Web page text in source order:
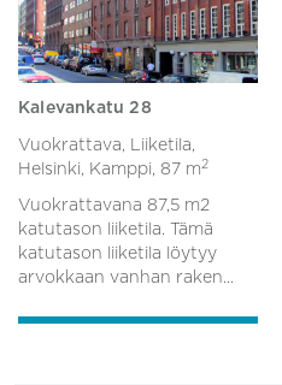
Kalevankatu 28
Vuokrattava, Liiketila,
Helsinki, Kamppi, 87 m 2
Vuokrattavana 87,5 m2
katutason liiketila. Tämä
katutason liiketila löytyy
arvokkaan vanhan raken...